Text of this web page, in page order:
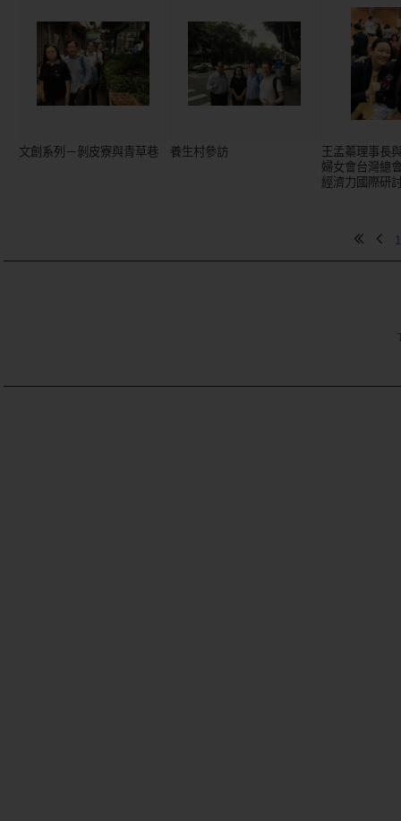
文創系列－剝皮寮與青草巷 養生村參訪
王孟蓁理事長
婦女會台灣總
經濟力國際研
1